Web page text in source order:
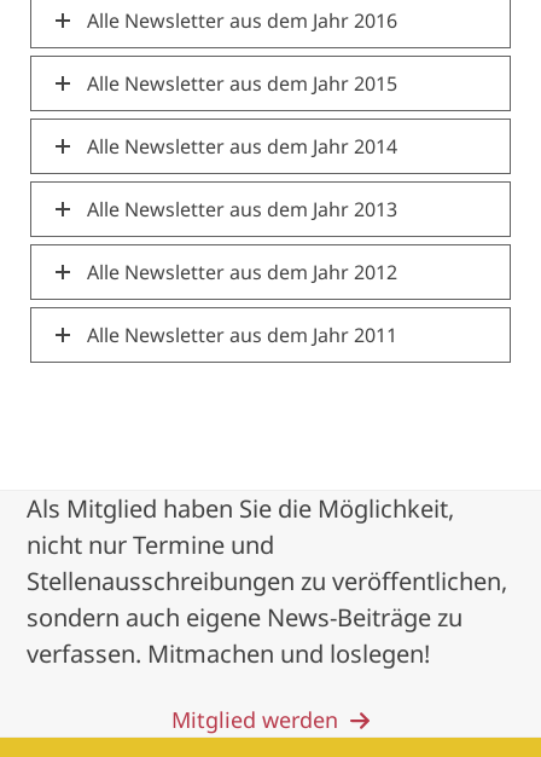
Alle Newsletter aus dem Jahr 2016
Alle Newsletter aus dem Jahr 2015
Alle Newsletter aus dem Jahr 2014
Alle Newsletter aus dem Jahr 2013
Alle Newsletter aus dem Jahr 2012
Alle Newsletter aus dem Jahr 2011
Als Mitglied haben Sie die Möglichkeit,
nicht nur Termine und
Stellenausschreibungen zu veröffentlichen,
sondern auch eigene News-Beiträge zu
verfassen. Mitmachen und loslegen!
Mitglied werden